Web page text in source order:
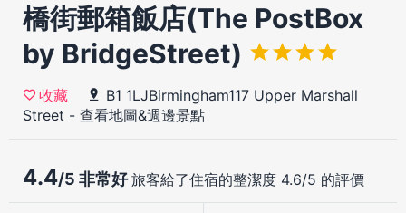
橋街郵箱飯店(The PostBox
by BridgeStreet)
收藏
B1 1LJBirmingham117 Upper Marshall
Street - 查看地圖&週邊景點
4.4/5 非常好旅客給了住宿的整潔度 4.6/5 的評價